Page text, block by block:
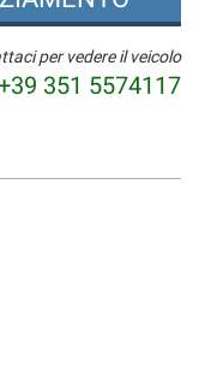
per vedere il veicolo
351 5574117